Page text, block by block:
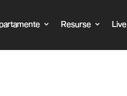
Resurse Live